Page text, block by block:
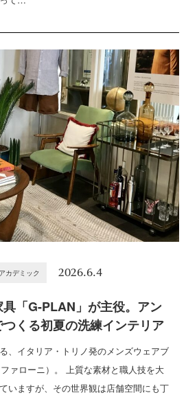
アカデミック 2026.6.4
「G-PLAN」が主役。アン
くる初夏の洗練インテリア
、イタリア・トリノ発のメンズウェアブ
ァローニ）。 上質な素材と職人技を大
いますが、その世界観は店舗空間にも丁